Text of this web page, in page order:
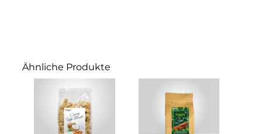
Ähnliche Produkte
mehrere
Varianten
Produkt
mehrere
Varianten